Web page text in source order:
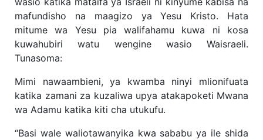
mafundisho na maagizo ya Yesu Kristo. Hata
mitume wa Yesu pia walifahamu kuwa ni kosa
kuwahubiri watu wengine wasio Waisraeli.
Tunasoma:
Mimi nawaambieni, ya kwamba ninyi mlionifuata
katika zamani za kuzaliwa upya atakapoketi Mwana
wa Adamu katika kiti cha utukufu.
“Basi wale waliotawanyika kwa sababu ya ile shida